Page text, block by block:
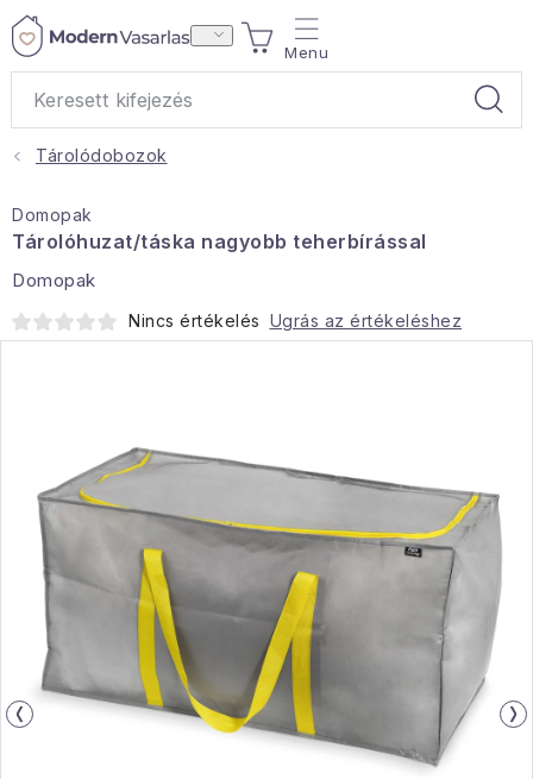
Ugrás
KOSÁR
Otthoni illatok
Teák
Hobbi és kert
Gyűjtemény
Egészség és szépség
Sport és szabadban
Gyermekeknek
Tárolódobozok
Domopak
Tárolóhuzat/táska nagyobb teherbírással
Domopak
Nincs értékelés Ugrás az értékeléshez